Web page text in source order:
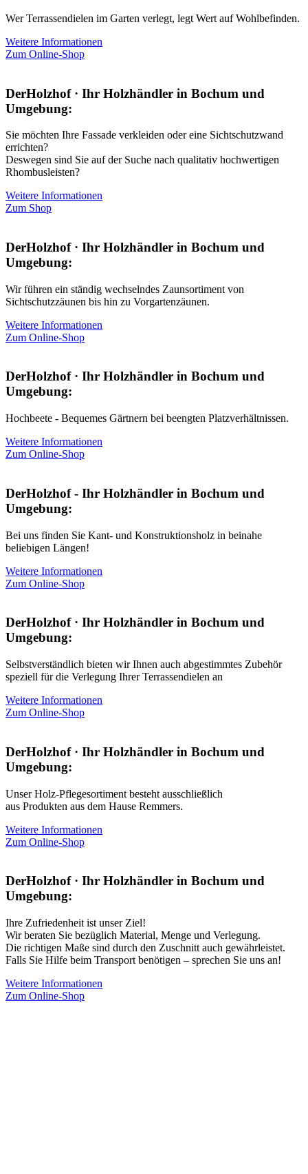
Wer Terrassendielen im Garten verlegt, legt Wert auf Wohlbefinden.
Weitere Informationen
Zum Online-Shop
DerHolzhof · Ihr Holzhändler in Bochum und
Umgebung:
Sie möchten Ihre Fassade verkleiden oder eine Sichtschutzwand
errichten?
Deswegen sind Sie auf der Suche nach qualitativ hochwertigen
Rhombusleisten?
Weitere Informationen
Zum Shop
DerHolzhof · Ihr Holzhändler in Bochum und
Umgebung:
Wir führen ein ständig wechselndes Zaunsortiment von
Sichtschutzzäunen bis hin zu Vorgartenzäunen.
Weitere Informationen
Zum Online-Shop
DerHolzhof · Ihr Holzhändler in Bochum und
Umgebung:
Hochbeete - Bequemes Gärtnern bei beengten Platzverhältnissen.
Weitere Informationen
Zum Online-Shop
DerHolzhof - Ihr Holzhändler in Bochum und
Umgebung:
Bei uns finden Sie Kant- und Konstruktionsholz in beinahe
beliebigen Längen!
Weitere Informationen
Zum Online-Shop
DerHolzhof · Ihr Holzhändler in Bochum und
Umgebung:
Selbstverständlich bieten wir Ihnen auch abgestimmtes Zubehör
speziell für die Verlegung Ihrer Terrassendielen an
Weitere Informationen
Zum Online-Shop
DerHolzhof · Ihr Holzhändler in Bochum und
Umgebung:
Unser Holz-Pflegesortiment besteht ausschließlich
aus Produkten aus dem Hause Remmers.
Weitere Informationen
Zum Online-Shop
DerHolzhof · Ihr Holzhändler in Bochum und
Umgebung:
Ihre Zufriedenheit ist unser Ziel!
Wir beraten Sie bezüglich Material, Menge und Verlegung.
Die richtigen Maße sind durch den Zuschnitt auch gewährleistet.
Falls Sie Hilfe beim Transport benötigen – sprechen Sie uns an!
Weitere Informationen
Zum Online-Shop